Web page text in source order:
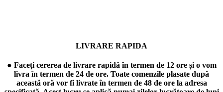
LIVRARE RAPIDA
● Faceți cererea de livrare rapidă în termen de 12 ore și o vom
livra în termen de 24 de ore. Toate comenzile plasate după
această oră vor fi livrate în termen de 48 de ore la adresa